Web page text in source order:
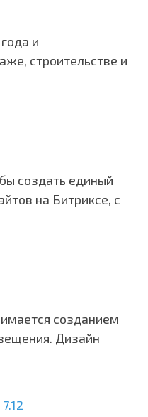
и
строительстве и
создать единый
на Битриксе, с
созданием
Дизайн